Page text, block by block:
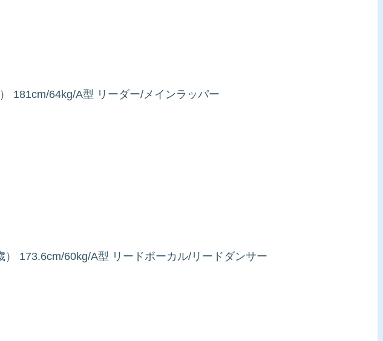
181cm/64kg/A型 リーダー/メインラッパー
） 173.6cm/60kg/A型 リードボーカル/リードダンサー